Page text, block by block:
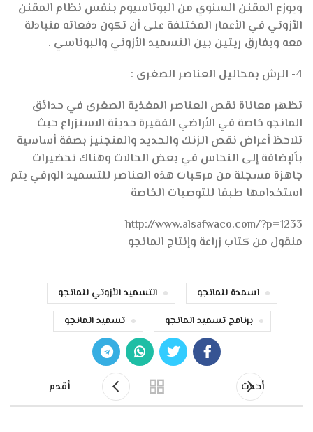
ويوزع المقنن السنوي من البوتاسيوم بنفس نظام المقنن
الأزوتي في الأعمار المختلفة على أن تكون دفعاته متبادلة
معه وبفارق ريتين بين التسميد الأزوتي والبوتاسي .
4- الرش بمحاليل العناصر الصغرى :
تظهر معاناة نقص العناصر المغذية الصغرى في حدائق
المانجو خاصة في الأراضي الفقيرة حديثة الاستزراع حيث
تلاحظ أعراض نقص الزنك والحديد والمنجنيز بصفة أساسية
باَلإضافة إلى النحاس في بعض الحالات وهناك تحضيرات
جاهزة مسجلة من مركبات هذه العناصر للتسميد الورقي يتم
استخدامها طبقا للتوصيات الخاصة
http://www.alsafwaco.com/?p=1233
منقول من كتاب زراعة وإنتاج المانجو
اسمدة للمانجو
التسميد الأزوتي للمانجو
برنامج تسميد المانجو
تسميد المانجو
أحدث أقدم